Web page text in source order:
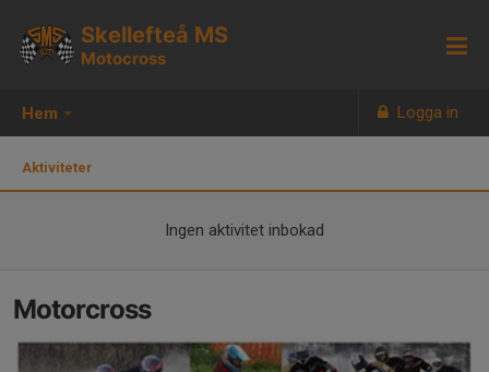
Hem Logga in
Skellefteå MS
Motocross
Aktiviteter
Ingen aktivitet inbokad
Motorcross